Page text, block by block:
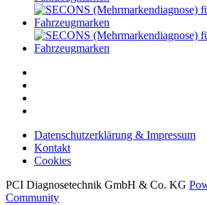
Datenschutzerklärung & Impressum
Kontakt
Cookies
PCI Diagnosetechnik GmbH & Co. KG
Community